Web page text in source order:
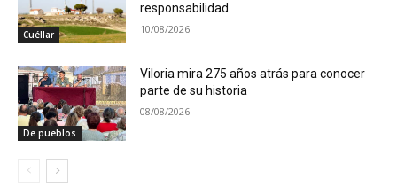
Cuéllar
responsabilidad
10/08/2026
De pueblos
Viloria mira 275 años atrás para conocer
parte de su historia
08/08/2026